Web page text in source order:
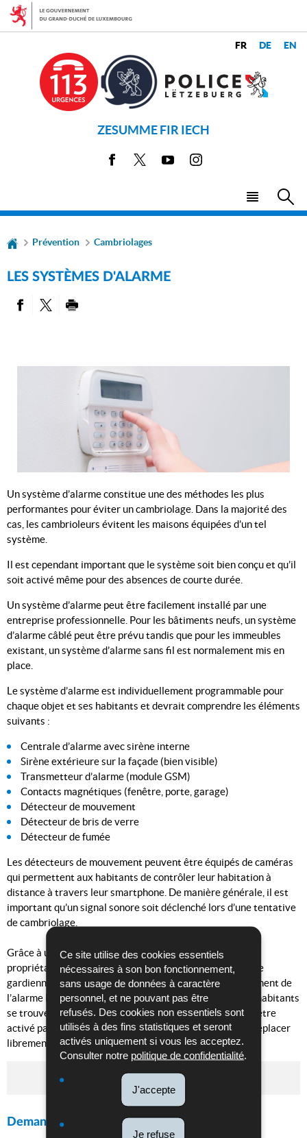
Ce site utilise des cookies essentiels
nécessaires à son bon fonctionnement,
sans usage de données à caractère
personnel, et ne pouvant pas être
refusés. Des cookies non essentiels sont
utilisés à des fins statistiques et seront
activés uniquement si vous les acceptez.
Consulter notre politique de confidentialité.
J'accepte
Je refuse
Aller
Aller
ZESUMME FIR IECH
Facebook YoutubeInstagram
Menu
LANGUE
Prévention Cambriolages
LES SYSTÈMES D'ALARME
Un système d’alarme constitue une des méthodes les plus
performantes pour éviter un cambriolage. Dans la majorité des
cas, les cambrioleurs évitent les maisons équipées d’un tel
système.
Il est cependant important que le système soit bien conçu et qu’il
soit activé même pour des absences de courte durée.
Un système d’alarme peut être facilement installé par une
entreprise professionnelle. Pour les bâtiments neufs, un système
d’alarme câblé peut être prévu tandis que pour les immeubles
existant, un système d’alarme sans fil est normalement mis en
place.
Le système d’alarme est individuellement programmable pour
chaque objet et ses habitants et devrait comprendre les éléments
suivants :
Centrale d’alarme avec sirène interne
Sirène extérieure sur la façade (bien visible)
Transmetteur d’alarme (module GSM)
Contacts magnétiques (fenêtre, porte, garage)
Détecteur de mouvement
Détecteur de bris de verre
Détecteur de fumée
Les détecteurs de mouvement peuvent être équipés de caméras
qui permettent aux habitants de contrôler leur habitation à
distance à travers leur smartphone. De manière générale, il est
important qu’un signal sonore soit déclenché lors d’une tentative
de cambriolage.
Grâce à une transmission téléphonique de l’alarme, le
propriétaire, une personne de confiance ou une société de
gardiennage peuvent être informés en cas de déclenchement de
l’alarme lorsque les habitants sont absents. Lorsque les habitants
se trouvent à l’intérieur de l’habitation, le système peut être
activé partiellement afin que les habitants puissent se déplacer
librement.
Systèmes d'alarme
Demandez des conseils auprès de la Police